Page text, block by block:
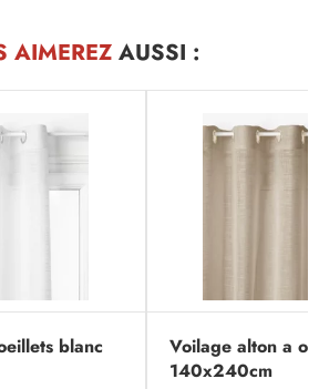
AIMEREZAUSSI :
blanc
Voilage alton a
140x240cm